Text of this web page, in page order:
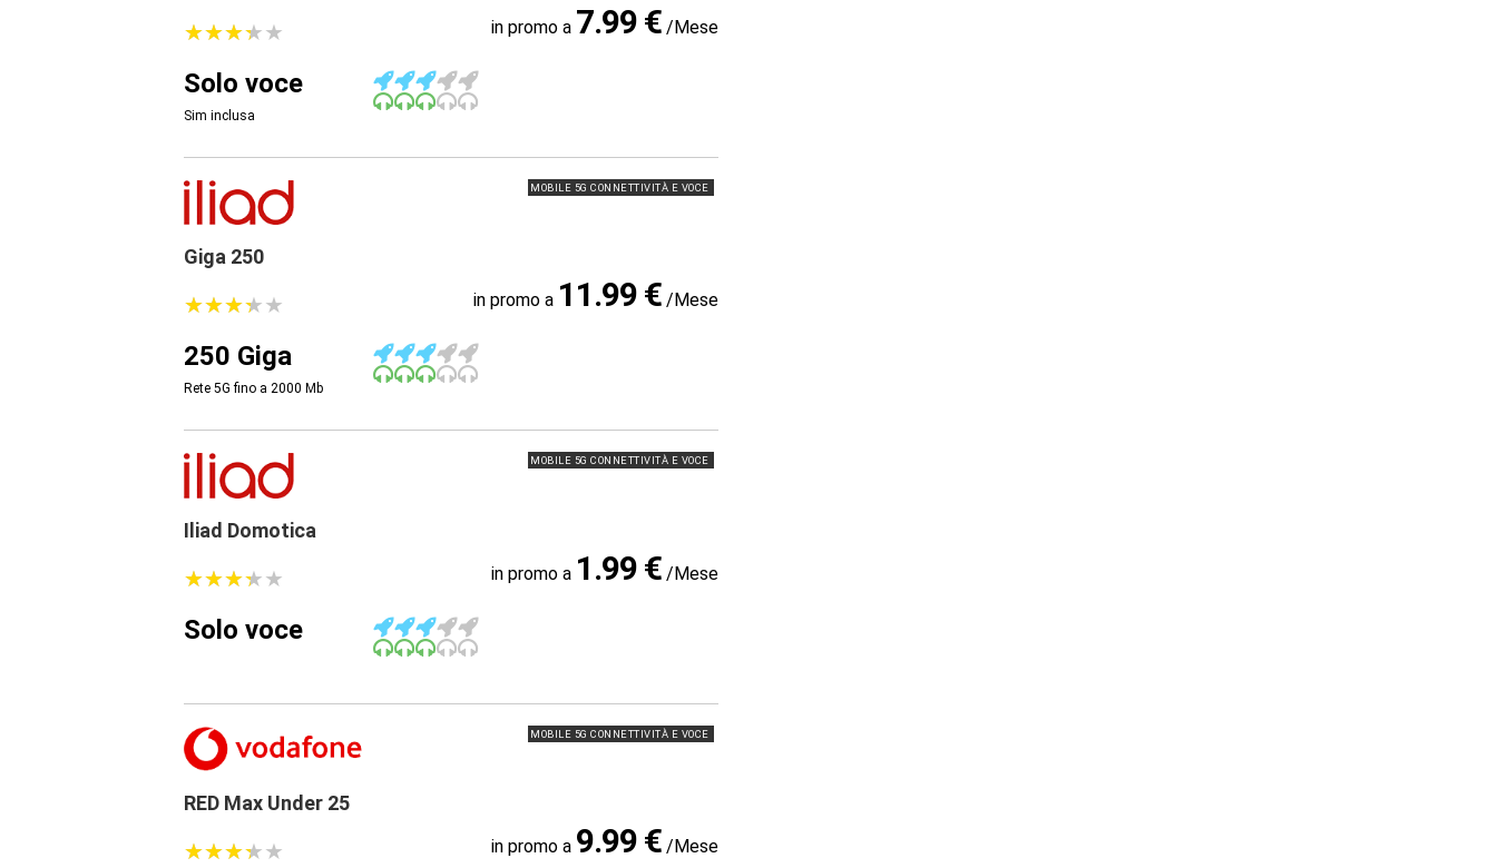
★★★★★
★★★★★ in promo a 7.99 € /Mese
Solo voce
Sim inclusa
MOBILE 5G CONNETTIVITÀ E VOCE
Giga 250
★★★★★
★★★★★ in promo a 11.99 € /Mese
250 Giga
Rete 5G fino a 2000 Mb
MOBILE 5G CONNETTIVITÀ E VOCE
Iliad Domotica
★★★★★
★★★★★ in promo a 1.99 € /Mese
Solo voce
MOBILE 5G CONNETTIVITÀ E VOCE
RED Max Under 25
★★★★★
★★★★★ in promo a 9.99 € /Mese